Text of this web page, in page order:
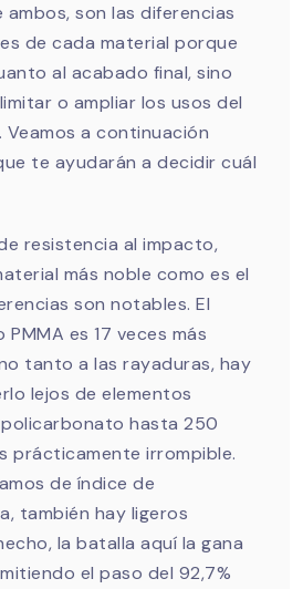
son las diferencias
de cada material porque
al acabado final, sino
o ampliar los usos del
a continuación
te ayudarán a decidir cuál
resistencia al impacto,
más noble como es el
son notables. El
es 17 veces más
tanto a las rayaduras, hay
lejos de elementos
policarbonato hasta 250
prácticamente irrompible.
de índice de
también hay ligeros
la batalla aquí la gana
el paso del 92,7%